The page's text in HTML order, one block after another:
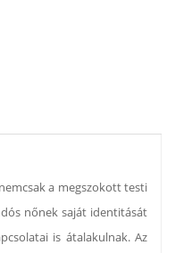
a megszokott testi
nőnek saját identitását
is átalakulnak. Az